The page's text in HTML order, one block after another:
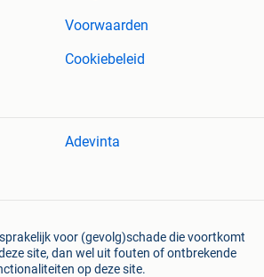
Voorwaarden
Cookiebeleid
Adevinta
voor (gevolg)schade die voortkomt
site, dan wel uit fouten of ontbrekende
op deze site.